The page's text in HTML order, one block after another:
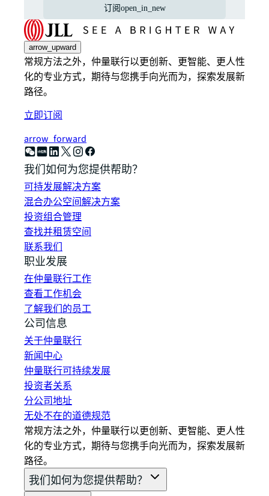
订阅 open_in_new
arrow_upward
常规方法之外，仲量联行以更创新、更智能、更人性
化的专业方式，期待与您携手向光而为，探索发展新
路径。
立即订阅
arrow_forward
我们如何为您提供帮助？
可持发展解决方案
混合办公空间解决方案
投资组合管理
查找并租赁空间
联系我们
职业发展
在仲量联行工作
查看工作机会
了解我们的员工
公司信息
关于仲量联行
新闻中心
仲量联行可持续发展
投资者关系
分公司地址
无处不在的道德规范
常规方法之外，仲量联行以更创新、更智能、更人性
化的专业方式，期待与您携手向光而为，探索发展新
路径。
我们如何为您提供帮助？